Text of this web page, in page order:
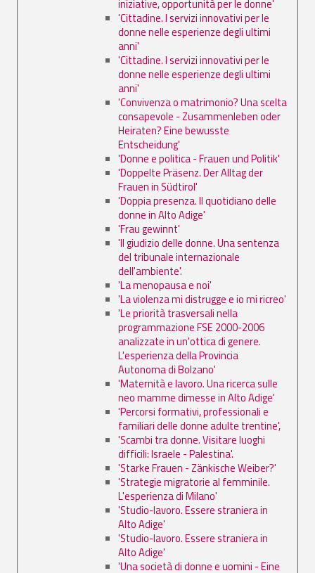
iniziative, opportunità per le donne'
'Cittadine. I servizi innovativi per le
donne nelle esperienze degli ultimi
anni'
'Cittadine. I servizi innovativi per le
donne nelle esperienze degli ultimi
anni'
'Convivenza o matrimonio? Una scelta
consapevole - Zusammenleben oder
Heiraten? Eine bewusste
Entscheidung'
'Donne e politica - Frauen und Politik'
'Doppelte Präsenz. Der Alltag der
Frauen in Südtirol'
'Doppia presenza. Il quotidiano delle
donne in Alto Adige'
'Frau gewinnt'
'Il giudizio delle donne. Una sentenza
del tribunale internazionale
dell'ambiente'.
'La menopausa e noi'
'La violenza mi distrugge e io mi ricreo'
'Le priorità trasversali nella
programmazione FSE 2000-2006
analizzate in un'ottica di genere.
L'esperienza della Provincia
Autonoma di Bolzano'
'Maternità e lavoro. Una ricerca sulle
neo mamme dimesse in Alto Adige'
'Percorsi formativi, professionali e
familiari delle donne adulte trentine',
'Scambi tra donne. Visitare luoghi
difficili: Israele - Palestina'.
'Starke Frauen - Zänkische Weiber?'
'Strategie migratorie al femminile.
L'esperienza di Milano'
'Studio-lavoro. Essere straniera in
Alto Adige'
'Studio-lavoro. Essere straniera in
Alto Adige'
'Una società di donne e uomini - Eine